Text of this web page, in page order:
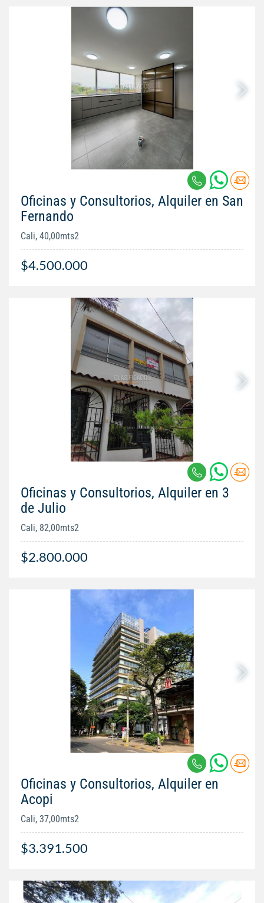
Oficinas y Consultorios, Alquiler en San
Fernando
Cali, 40,00mts2
$4.500.000
Oficinas y Consultorios, Alquiler en 3
de Julio
Cali, 82,00mts2
$2.800.000
Oficinas y Consultorios, Alquiler en
Acopi
Cali, 37,00mts2
$3.391.500